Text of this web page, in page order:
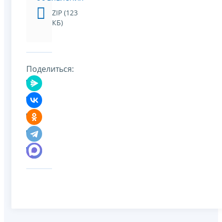
ZIP (123
КБ)
Поделиться: